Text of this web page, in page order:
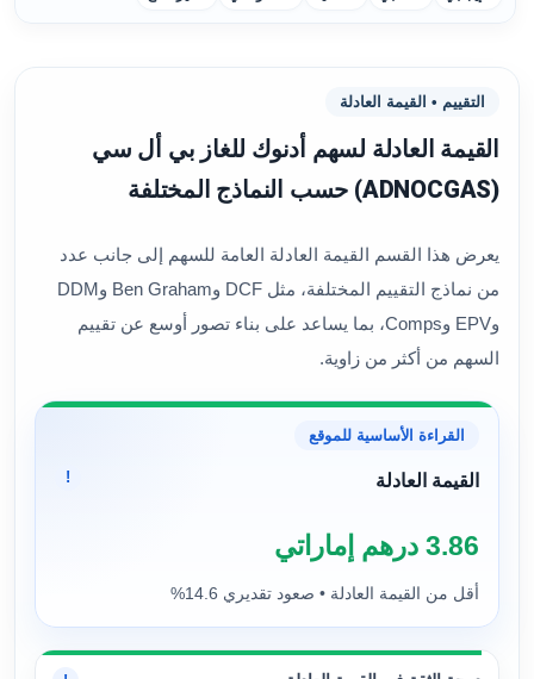
التقييم • القيمة العادلة
القيمة العادلة لسهم أدنوك للغاز بي أل سي
(ADNOCGAS) حسب النماذج المختلفة
يعرض هذا القسم القيمة العادلة العامة للسهم إلى جانب عدد
من نماذج التقييم المختلفة، مثل DCF وBen Graham وDDM
وEPV وComps، بما يساعد على بناء تصور أوسع عن تقييم
السهم من أكثر من زاوية.
القراءة الأساسية للموقع
القيمة العادلة !
3.86 درهم إماراتي
أقل من القيمة العادلة • صعود تقديري 14.6%